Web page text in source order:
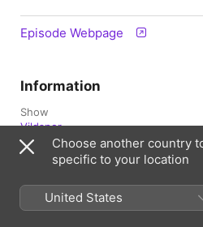
Episode Webpage
Information
Show
Vildspor
Frequency
Updated weekly
Published
2 December 2023 at 14:01 UTC
Choose another country
specific to your location
United States